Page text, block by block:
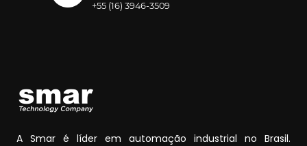
+55 (16) 3946-3509
A Smar é líder em automação industrial no Brasil.